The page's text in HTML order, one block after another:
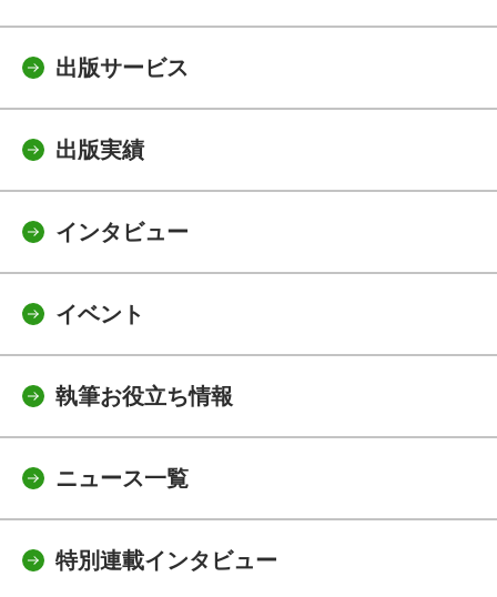
出版サービス
出版実績
インタビュー
イベント
執筆お役立ち情報
ニュース一覧
特別連載インタビュー